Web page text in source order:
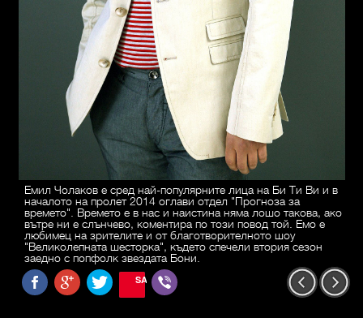
Емил Чолаков е сред най-популярните лица на Би Ти Ви и в
началото на пролет 2014 оглави отдел "Прогноза за
времето". Времето е в нас и наистина няма лошо такова, ако
вътре ни е слънчево, коментира по този повод той. Емо е
любимец на зрителите и от благотворителното шоу
"Великолепната шесторка", където спечели втория сезон
заедно с попфолк звездата Бони.
SAVE